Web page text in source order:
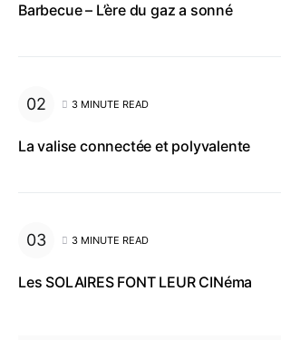
Barbecue – L’ère du gaz a sonné
3 MINUTE READ
La valise connectée et polyvalente
3 MINUTE READ
Les SOLAIRES FONT LEUR CINéma